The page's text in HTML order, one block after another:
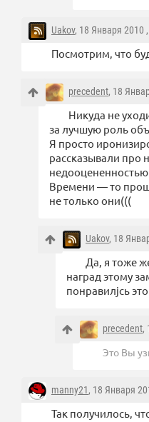
Uakov, 18 Января 2010 ,
Посмотрим, что
precedent, 18
Никуда не
за лучшую роль
Я просто
рассказывали про
недооцененностью
Времени — то
не только они(((
Uakov, 18
Да, я тоже
наград этому
понравилjсь
precedent,
Это Вы
manny21, 18 Января
Так получилось,